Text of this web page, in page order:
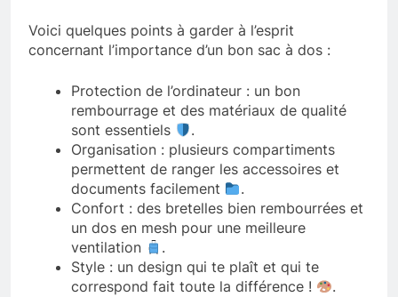
Voici quelques points à garder à l’esprit
concernant l’importance d’un bon sac à dos :
Protection de l’ordinateur : un bon
rembourrage et des matériaux de qualité
sont essentiels
.
Organisation : plusieurs compartiments
permettent de ranger les accessoires et
documents facilement
.
Confort : des bretelles bien rembourrées et
un dos en mesh pour une meilleure
ventilation
.
Style : un design qui te plaît et qui te
correspond fait toute la différence !
.